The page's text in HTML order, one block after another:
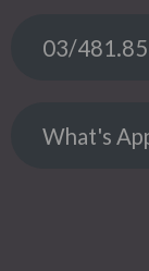
03/
What's